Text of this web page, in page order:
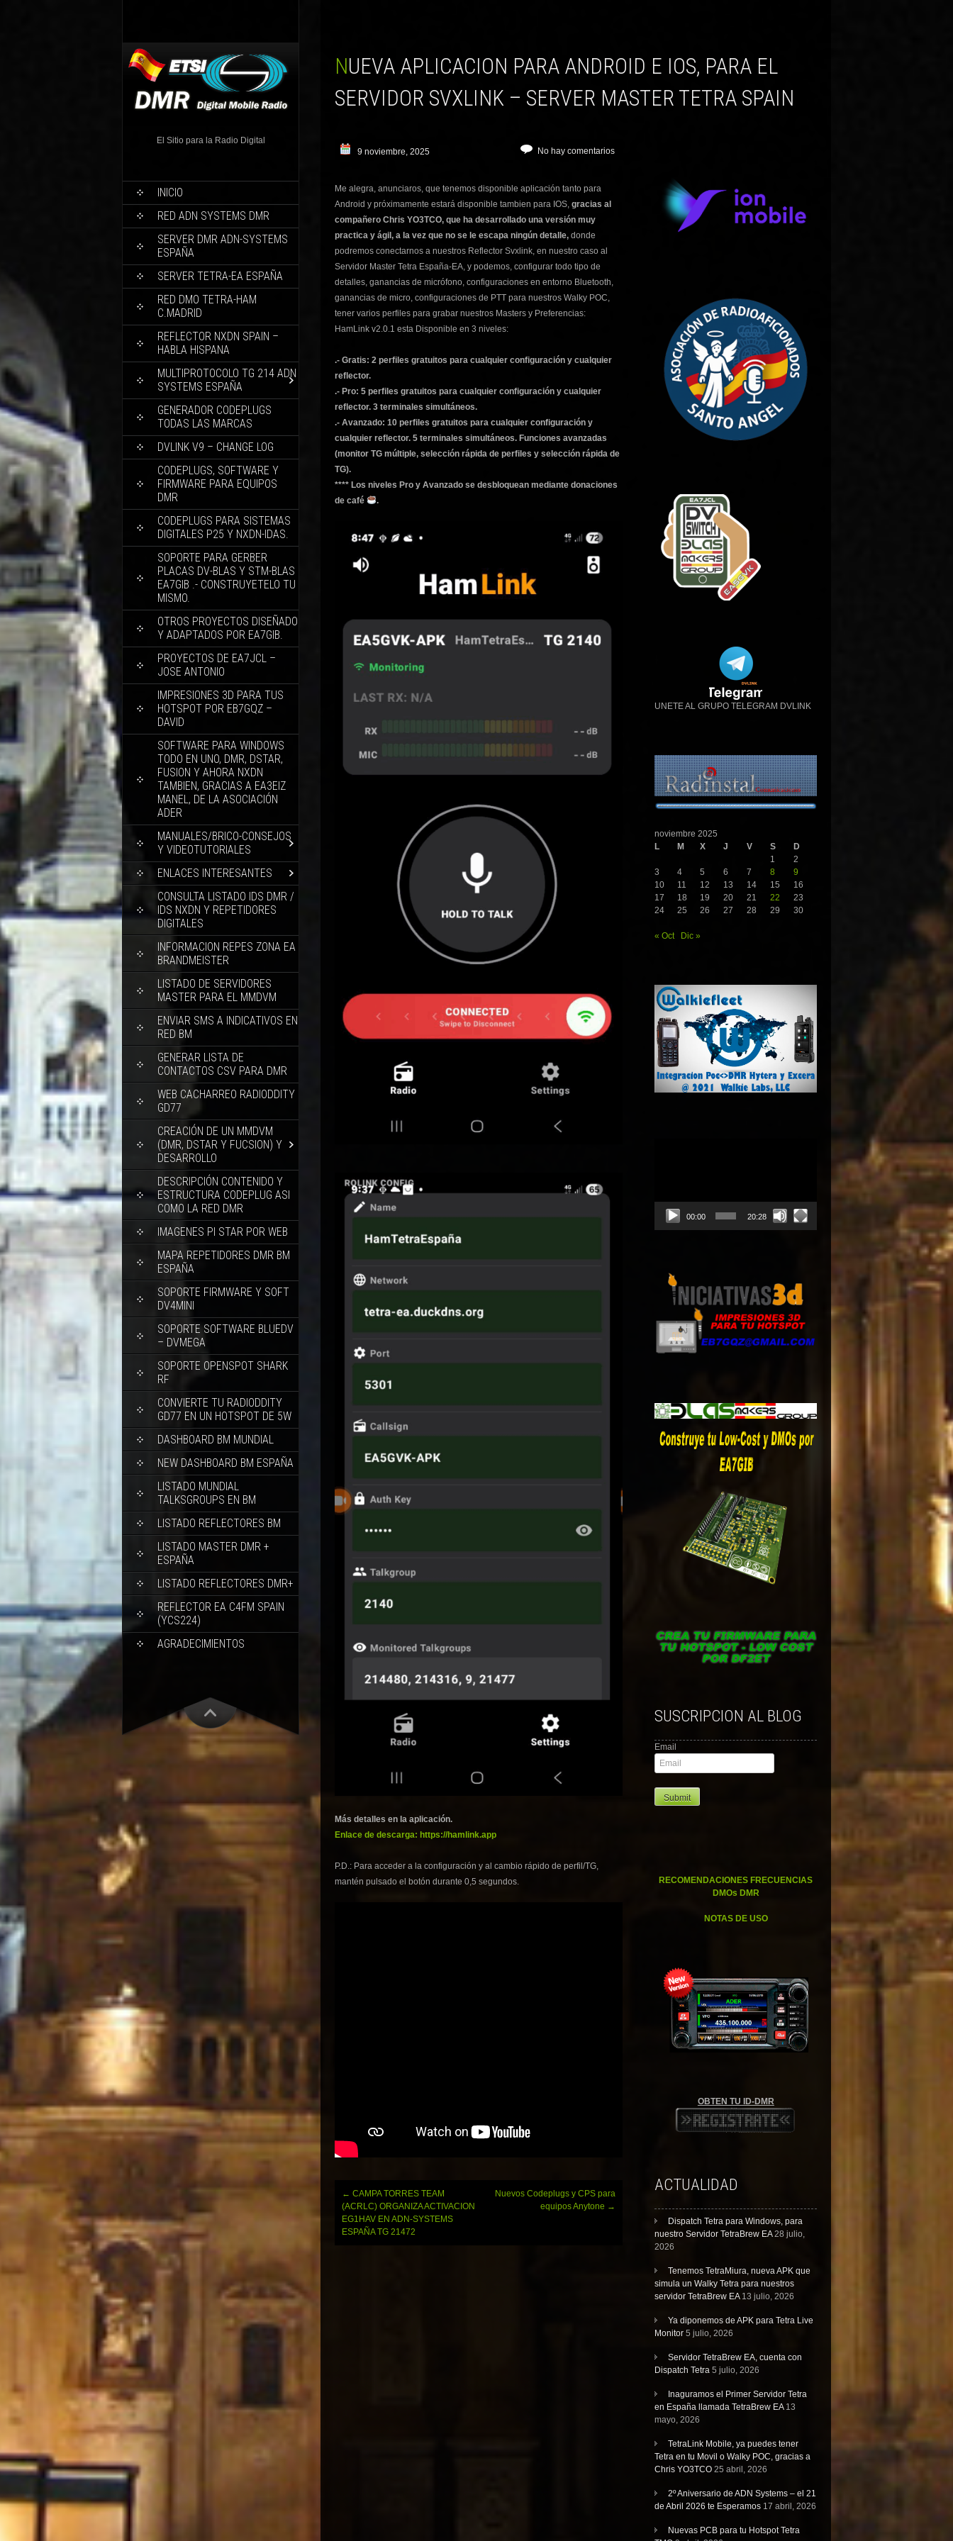
El Sitio para la Radio Digital
INICIO
RED ADN SYSTEMS DMR
SERVER DMR ADN-SYSTEMS
ESPAÑA
SERVER TETRA-EA ESPAÑA
RED DMO TETRA-HAM
C.MADRID
REFLECTOR NXDN SPAIN –
HABLA HISPANA
MULTIPROTOCOLO TG 214 ADN
SYSTEMS ESPAÑA
GENERADOR CODEPLUGS
TODAS LAS MARCAS
DVLINK V9 – CHANGE LOG
CODEPLUGS, SOFTWARE Y
FIRMWARE PARA EQUIPOS
DMR
CODEPLUGS PARA SISTEMAS
DIGITALES P25 Y NXDN-IDAS.
SOPORTE PARA GERBER
PLACAS DV-BLAS Y STM-BLAS
EA7GIB .- CONSTRUYETELO TU
MISMO.
OTROS PROYECTOS DISEÑADO
Y ADAPTADOS POR EA7GIB.
PROYECTOS DE EA7JCL –
JOSE ANTONIO
IMPRESIONES 3D PARA TUS
HOTSPOT POR EB7GQZ –
DAVID
SOFTWARE PARA WINDOWS
TODO EN UNO, DMR, DSTAR,
FUSION Y AHORA NXDN
TAMBIEN, GRACIAS A EA3EIZ
MANEL, DE LA ASOCIACIÓN
ADER
MANUALES/BRICO-CONSEJOS
Y VIDEOTUTORIALES
ENLACES INTERESANTES
CONSULTA LISTADO IDS DMR /
IDS NXDN Y REPETIDORES
DIGITALES
INFORMACION REPES ZONA EA
BRANDMEISTER
LISTADO DE SERVIDORES
MASTER PARA EL MMDVM
ENVIAR SMS A INDICATIVOS EN
RED BM
GENERAR LISTA DE
CONTACTOS CSV PARA DMR
WEB CACHARREO RADIODDITY
GD77
CREACIÓN DE UN MMDVM
(DMR, DSTAR Y FUCSION) Y
DESARROLLO
DESCRIPCIÓN CONTENIDO Y
ESTRUCTURA CODEPLUG ASI
COMO LA RED DMR
IMAGENES PI STAR POR WEB
MAPA REPETIDORES DMR BM
ESPAÑA
SOPORTE FIRMWARE Y SOFT
DV4MINI
SOPORTE SOFTWARE BLUEDV
– DVMEGA
SOPORTE OPENSPOT SHARK
RF
CONVIERTE TU RADIODDITY
GD77 EN UN HOTSPOT DE 5W
DASHBOARD BM MUNDIAL
NEW DASHBOARD BM ESPAÑA
LISTADO MUNDIAL
TALKSGROUPS EN BM
LISTADO REFLECTORES BM
LISTADO MASTER DMR +
ESPAÑA
LISTADO REFLECTORES DMR+
REFLECTOR EA C4FM SPAIN
(YCS224)
AGRADECIMIENTOS
NUEVA APLICACION PARA ANDROID E IOS, PARA EL
SERVIDOR SVXLINK – SERVER MASTER TETRA SPAIN
9 noviembre, 2025 No hay comentarios
Me alegra, anunciaros, que tenemos disponible aplicación tanto para
Android y próximamente estará disponible tambien para IOS, gracias al
compañero Chris YO3TCO, que ha desarrollado una versión muy
practica y ágil, a la vez que no se le escapa ningún detalle, donde
podremos conectarnos a nuestros Reflector Svxlink, en nuestro caso al
Servidor Master Tetra España-EA, y podemos, configurar todo tipo de
detalles, ganancias de micrófono, configuraciones en entorno Bluetooth,
ganancias de micro, configuraciones de PTT para nuestros Walky POC,
tener varios perfiles para grabar nuestros Masters y Preferencias:
HamLink v2.0.1 esta Disponible en 3 niveles:
.- Gratis: 2 perfiles gratuitos para cualquier configuración y cualquier
reflector.
.- Pro: 5 perfiles gratuitos para cualquier configuración y cualquier
reflector. 3 terminales simultáneos.
.- Avanzado: 10 perfiles gratuitos para cualquier configuración y
cualquier reflector. 5 terminales simultáneos. Funciones avanzadas
(monitor TG múltiple, selección rápida de perfiles y selección rápida de
TG).
**** Los niveles Pro y Avanzado se desbloquean mediante donaciones
de café
.
Más detalles en la aplicación.
Enlace de descarga: https://hamlink.app
P.D.: Para acceder a la configuración y al cambio rápido de perfil/TG,
mantén pulsado el botón durante 0,5 segundos.
Navegación
de
entradas
← CAMPA TORRES TEAM
(ACRLC) ORGANIZA ACTIVACION
EG1HAV EN ADN-SYSTEMS
ESPAÑA TG 21472
Nuevos Codeplugs y CPS para
equipos Anytone →
UNETE AL GRUPO TELEGRAM DVLINK
noviembre 2025
L
M X J V S
D
1
2
3
4 5 6 7 8
9
10
11 12 13 14 15
16
17
18 19 20 21 22
23
24
25 26 27 28 29 30
« Oct Dic »
00:00 20:28
SUSCRIPCION AL BLOG
Email
RECOMENDACIONES FRECUENCIAS
DMOs DMR
NOTAS DE USO
OBTEN TU ID-DMR
ACTUALIDAD
Dispatch Tetra para Windows, para
nuestro Servidor TetraBrew EA 28 julio,
2026
Tenemos TetraMiura, nueva APK que
simula un Walky Tetra para nuestros
servidor TetraBrew EA 13 julio, 2026
Ya diponemos de APK para Tetra Live
Monitor 5 julio, 2026
Servidor TetraBrew EA, cuenta con
Dispatch Tetra 5 julio, 2026
Inaguramos el Primer Servidor Tetra
en España llamada TetraBrew EA 13
mayo, 2026
TetraLink Mobile, ya puedes tener
Tetra en tu Movil o Walky POC, gracias a
Chris YO3TCO 25 abril, 2026
2º Aniversario de ADN Systems – el 21
de Abril 2026 te Esperamos 17 abril, 2026
Nuevas PCB para tu Hotspot Tetra